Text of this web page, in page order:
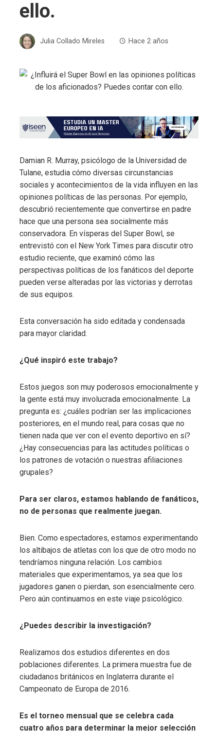
ello.
Julia Collado Mireles Hace 2 años
Damian R. Murray, psicólogo de la Universidad de
Tulane, estudia cómo diversas circunstancias
sociales y acontecimientos de la vida influyen en las
opiniones políticas de las personas. Por ejemplo,
descubrió recientemente que convertirse en padre
hace que una persona sea socialmente más
conservadora. En vísperas del Super Bowl, se
entrevistó con el New York Times para discutir otro
estudio reciente, que examinó cómo las
perspectivas políticas de los fanáticos del deporte
pueden verse alteradas por las victorias y derrotas
de sus equipos.
Esta conversación ha sido editada y condensada
para mayor claridad.
¿Qué inspiró este trabajo?
Estos juegos son muy poderosos emocionalmente y
la gente está muy involucrada emocionalmente. La
pregunta es: ¿cuáles podrían ser las implicaciones
posteriores, en el mundo real, para cosas que no
tienen nada que ver con el evento deportivo en sí?
¿Hay consecuencias para las actitudes políticas o
los patrones de votación o nuestras afiliaciones
grupales?
Para ser claros, estamos hablando de fanáticos,
no de personas que realmente juegan.
Bien. Como espectadores, estamos experimentando
los altibajos de atletas con los que de otro modo no
tendríamos ninguna relación. Los cambios
materiales que experimentamos, ya sea que los
jugadores ganen o pierdan, son esencialmente cero.
Pero aún continuamos en este viaje psicológico.
¿Puedes describir la investigación?
Realizamos dos estudios diferentes en dos
poblaciones diferentes. La primera muestra fue de
ciudadanos británicos en Inglaterra durante el
Campeonato de Europa de 2016.
Es el torneo mensual que se celebra cada
cuatro años para determinar la mejor selección